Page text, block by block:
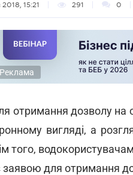
2018, 15:21 291 0
Реклама
отримання дозволу на
вигляді, а
того,
заявою для отримання